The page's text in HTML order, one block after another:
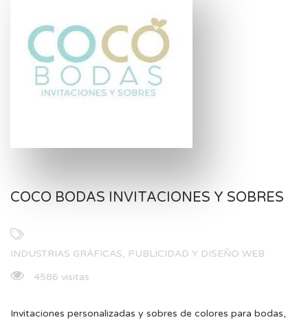
COCO BODAS INVITACIONES Y SOBRES
INDUSTRIAS GRÁFICAS, PUBLICIDAD Y DISEÑO WEB
4586 visitas
Invitaciones personalizadas y sobres de colores para bodas,